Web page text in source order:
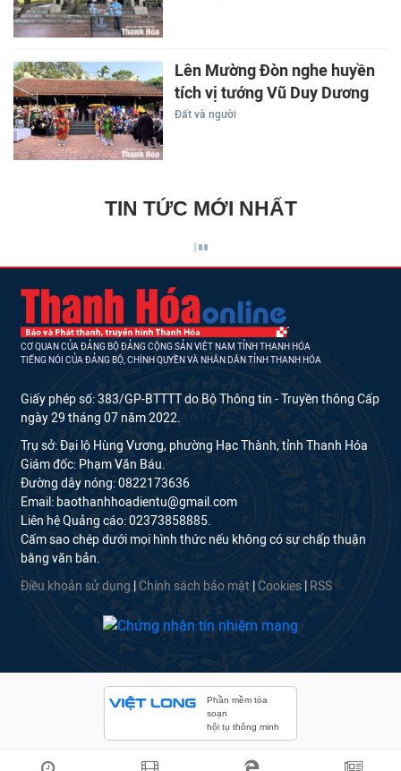
Lên Mường Đòn nghe huyền
tích vị tướng Vũ Duy Dương
Đất và người
TIN TỨC MỚI NHẤT
CƠ QUAN CỦA ĐẢNG BỘ ĐẢNG CỘNG SẢN VIỆT NAM TỈNH THANH HÓA
TIẾNG NÓI CỦA ĐẢNG BỘ, CHÍNH QUYỀN VÀ NHÂN DÂN TỈNH THANH HÓA
Giấy phép số: 383/GP-BTTTT do Bộ Thông tin - Truyền thông Cấp
ngày 29 tháng 07 năm 2022.
Trụ sở: Đại lộ Hùng Vương, phường Hạc Thành, tỉnh Thanh Hóa
Giám đốc: Phạm Văn Báu.
Đường dây nóng: 0822173636
Email: baothanhhoadientu@gmail.com
Liên hệ Quảng cáo: 02373858885.
Cấm sao chép dưới mọi hình thức nếu không có sự chấp thuận
bằng văn bản.
Điều khoản sử dụng Chính sách bảo mật Cookies RSS
Phần mềm tòa
soạn
hội tụ thông minh